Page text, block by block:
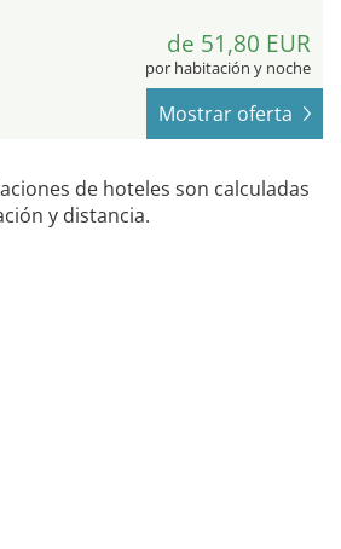
de 51,80 EUR
por habitación y noche
Mostrar oferta
de hoteles son calculadas
y distancia.